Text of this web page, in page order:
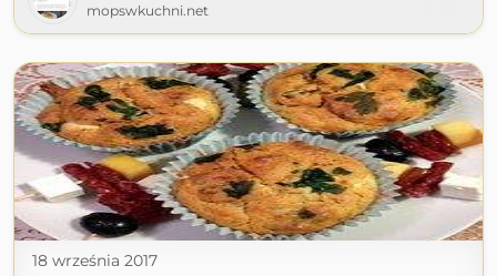
mopswkuchni.net
18 września 2017